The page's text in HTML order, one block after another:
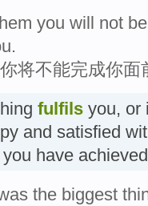
you will not
将不能完成你面
fulfils you, or
and satisfied
have
the biggest